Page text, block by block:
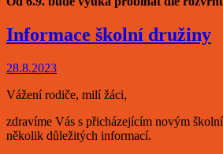
Informace školní družiny
28.8.2023
Vážení rodiče, milí žáci,
zdravíme Vás s přicházejícím novým
několik důležitých informací.